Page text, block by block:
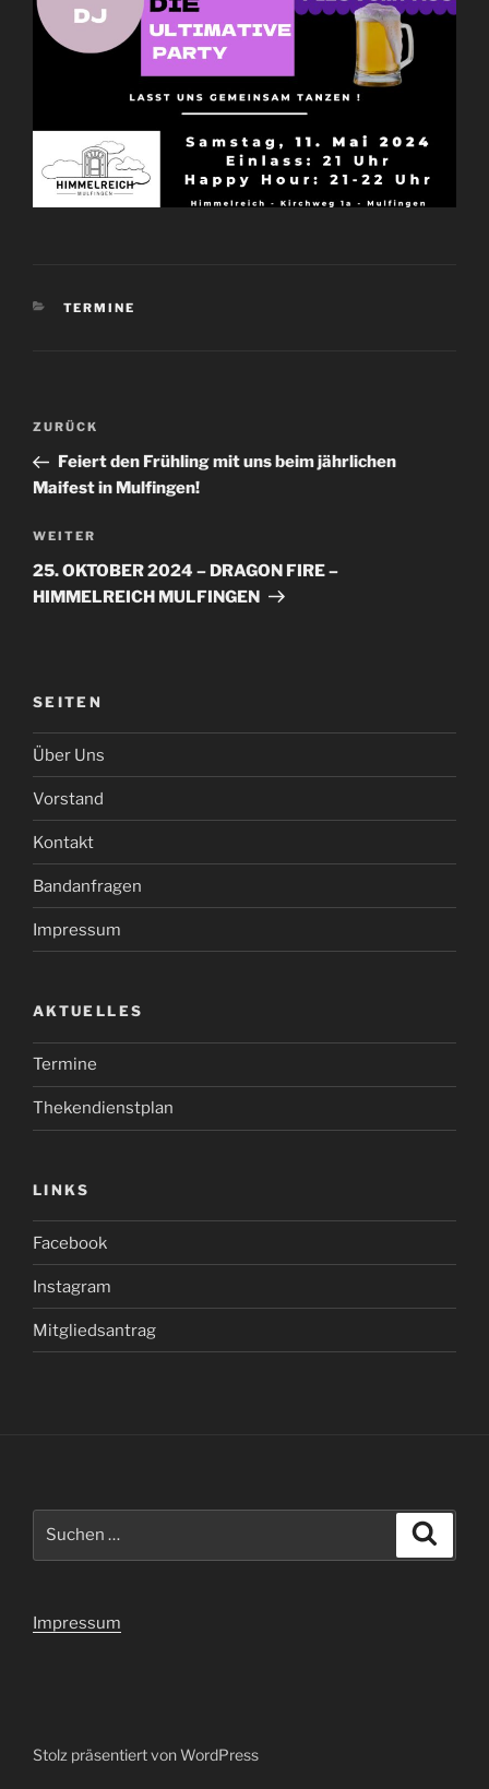
KATEGORIEN
TERMINE
Beitragsnavigation
Vorheriger
Beitrag
ZURÜCK
Feiert den Frühling mit uns beim jährlichen
Maifest in Mulfingen!
Nächster
Beitrag
WEITER
25. OKTOBER 2024 – DRAGON FIRE –
HIMMELREICH MULFINGEN
SEITEN
Über Uns
Vorstand
Kontakt
Bandanfragen
Impressum
AKTUELLES
Termine
Thekendienstplan
LINKS
Facebook
Instagram
Mitgliedsantrag
Impressum
Stolz präsentiert von WordPress